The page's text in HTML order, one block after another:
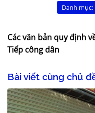
Danh mục:
Các văn bản quy định
Tiếp công dân
Bài viết cùng chủ